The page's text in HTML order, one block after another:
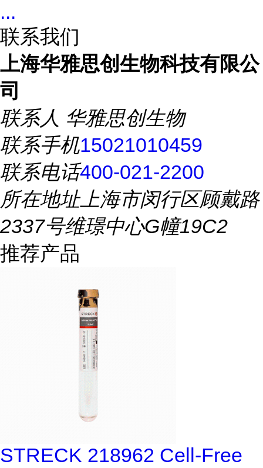
...
联系我们
上海华雅思创生物科技有限公
司
联系人 华雅思创生物
联系手机15021010459
联系电话400-021-2200
所在地址上海市闵行区顾戴路
2337号维璟中心G幢19C2
推荐产品
STRECK 218962 Cell-Free